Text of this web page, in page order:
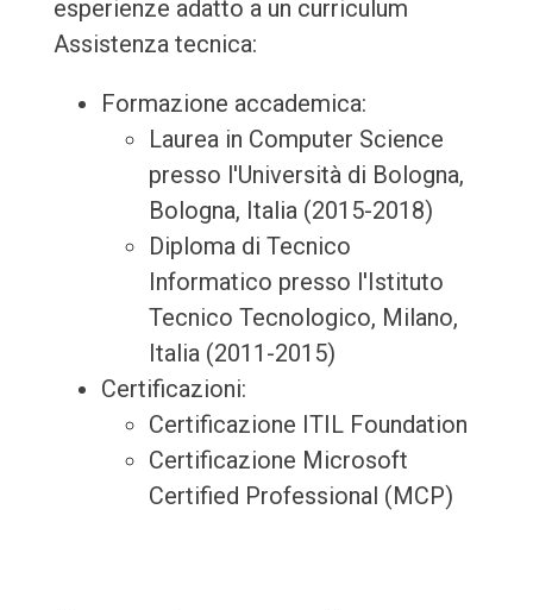
esperienze adatto a un curriculum
Assistenza tecnica:
Formazione accademica:
Laurea in Computer Science
presso l'Università di Bologna,
Bologna, Italia (2015-2018)
Diploma di Tecnico
Informatico presso l'Istituto
Tecnico Tecnologico, Milano,
Italia (2011-2015)
Certificazioni:
Certificazione ITIL Foundation
Certificazione Microsoft
Certified Professional (MCP)